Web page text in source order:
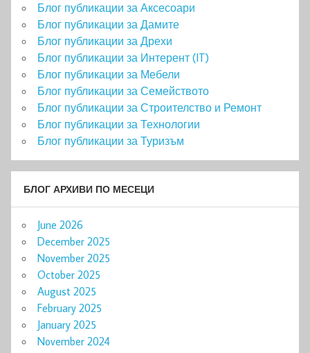
Блог публикации за Аксесоари
Блог публикации за Дамите
Блог публикации за Дрехи
Блог публикации за Интерент (IT)
Блог публикации за Мебели
Блог публикации за Семейството
Блог публикации за Строителство и Ремонт
Блог публикации за Технологии
Блог публикации за Туризъм
БЛОГ АРХИВИ ПО МЕСЕЦИ
June 2026
December 2025
November 2025
October 2025
August 2025
February 2025
January 2025
November 2024